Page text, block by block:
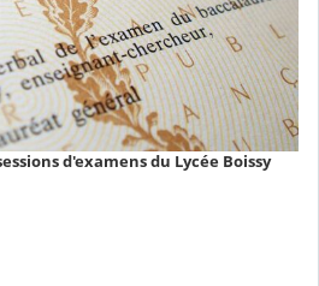
d'examens du Lycée Boissy